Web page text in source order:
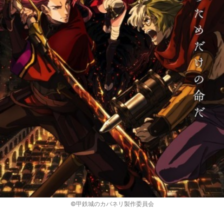
©甲鉄城のカバネリ製作委員会